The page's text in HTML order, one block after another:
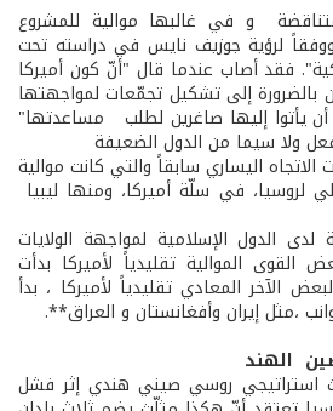
و في غالبها موالية للمشروع
لرؤية جوزيف نايس في دراسته تحت
فقد أصاب عندما قال "أنّ كون أميركا
بالضرورة إلى تشكيل تجمّعات لمواجهتها
يأتوا إليها صاغرين لطلب مساعدتها"
ولا سيما من الدول الضعيفة
الاتجاه اليساري سابقاً والتي كانت موالية
لروسيا، في سلّة أميركا، ومنها ليبيا
لدى الدول الإسلامية لمواجهة الولايات
القوى الموالية تقليدياً لأميركا بدأت
الآخر المعادي تقليدياً لأميركا ، بدأ
،مثل إيران وأفغانستان و العراق**.
الهند
استراتيجي روسي­ صيني­ هندي إثر فشل